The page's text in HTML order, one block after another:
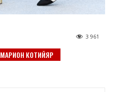
3 961
МАРИОН КОТИЙЯР